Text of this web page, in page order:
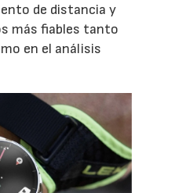
de distancia y
más fiables tanto
en el análisis